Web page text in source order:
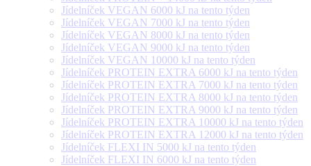
Jídelníček VEGAN 6000 kJ na tento týden
Jídelníček VEGAN 7000 kJ na tento týden
Jídelníček VEGAN 8000 kJ na tento týden
Jídelníček VEGAN 9000 kJ na tento týden
Jídelníček VEGAN 10000 kJ na tento týden
Jídelníček PROTEIN EXTRA 6000 kJ na tento týden
Jídelníček PROTEIN EXTRA 7000 kJ na tento týden
Jídelníček PROTEIN EXTRA 8000 kJ na tento týden
Jídelníček PROTEIN EXTRA 9000 kJ na tento týden
Jídelníček PROTEIN EXTRA 10000 kJ na tento týden
Jídelníček PROTEIN EXTRA 12000 kJ na tento týden
Jídelníček FLEXI IN 5000 kJ na tento týden
Jídelníček FLEXI IN 6000 kJ na tento týden